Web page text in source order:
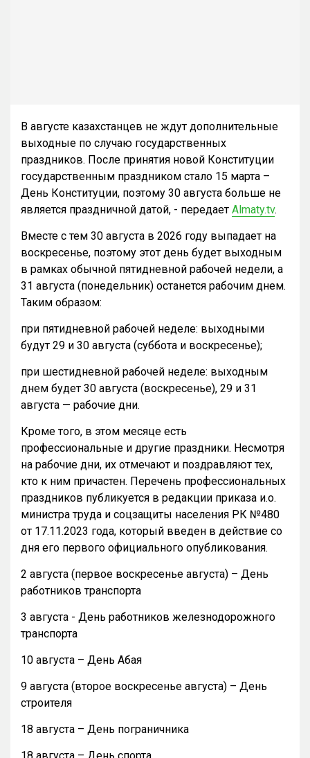
В августе казахстанцев не ждут дополнительные
выходные по случаю государственных
праздников. После принятия новой Конституции
государственным праздником стало 15 марта –
День Конституции, поэтому 30 августа больше не
является праздничной датой, - передает Almaty.tv.
Вместе с тем 30 августа в 2026 году выпадает на
воскресенье, поэтому этот день будет выходным
в рамках обычной пятидневной рабочей недели, а
31 августа (понедельник) останется рабочим днем.
Таким образом:
при пятидневной рабочей неделе: выходными
будут 29 и 30 августа (суббота и воскресенье);
при шестидневной рабочей неделе: выходным
днем будет 30 августа (воскресенье), 29 и 31
августа — рабочие дни.
Кроме того, в этом месяце есть
профессиональные и другие праздники. Несмотря
на рабочие дни, их отмечают и поздравляют тех,
кто к ним причастен. Перечень профессиональных
праздников публикуется в редакции приказа и.о.
министра труда и соцзащиты населения РК №480
от 17.11.2023 года, который введен в действие со
дня его первого официального опубликования.
2 августа (первое воскресенье августа) – День
работников транспорта
3 августа - День работников железнодорожного
транспорта
10 августа – День Абая
9 августа (второе воскресенье августа) – День
строителя
18 августа – День пограничника